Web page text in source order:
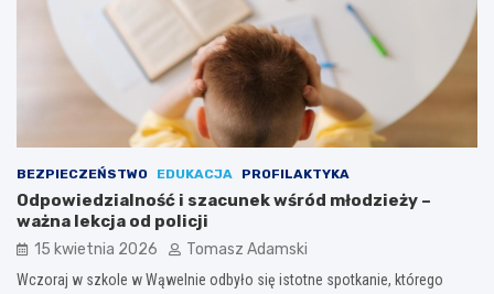
BEZPIECZEŃSTWO EDUKACJA PROFILAKTYKA
Odpowiedzialność i szacunek wśród młodzieży –
ważna lekcja od policji
15 kwietnia 2026 Tomasz Adamski
Wczoraj w szkole w Wąwelnie odbyło się istotne spotkanie, którego